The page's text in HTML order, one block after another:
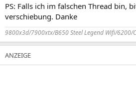
PS: Falls ich im falschen Thread bin,
verschiebung. Danke
9800x3d/7900xtx/B650 Steel Legend Wifi/6200/